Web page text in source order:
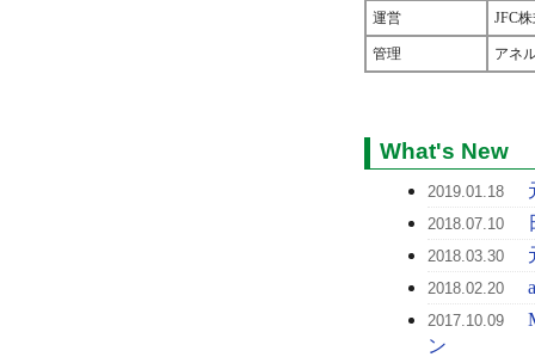
運営 JFC
管理 アネ
What's New
2019.01.18
2018.07.10
2018.03.30
2018.02.20
2017.10.09
ン